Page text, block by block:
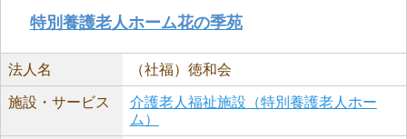
特別養護老人ホーム花の季苑
法人名 （社福）徳和会
施設・サービス
介護老人福祉施設（特別養護老人ホー
ム）